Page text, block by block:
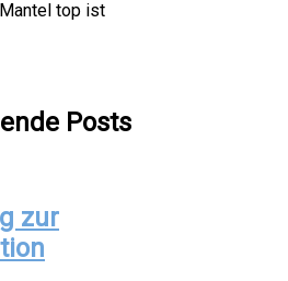
top ist
Posts
zur